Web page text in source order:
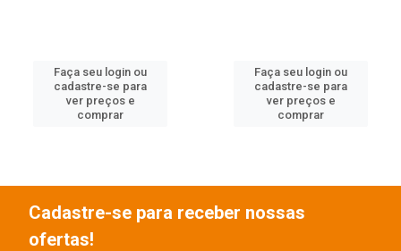
Faça seu login ou
cadastre-se para
ver preços e
comprar
Faça seu login ou
cadastre-se para
ver preços e
comprar
Cadastre-se para receber nossas
ofertas!